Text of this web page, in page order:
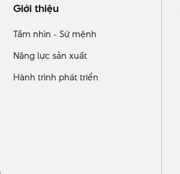
Giới thiệu
Tầm nhìn - Sứ mệnh
Năng lực sản xuất
Hành trình phát triển